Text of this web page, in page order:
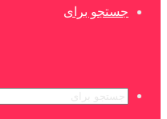
جستجو برای